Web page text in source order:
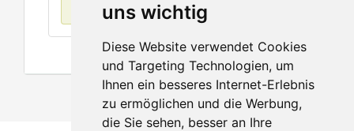
uns wichtig
Diese Website verwendet Cookies
und Targeting Technologien, um
Ihnen ein besseres Internet-Erlebnis
zu ermöglichen und die Werbung,
die Sie sehen, besser an Ihre